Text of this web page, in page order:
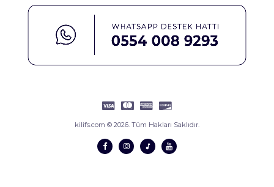
kilifs.com © 2026. Tüm Hakları Saklıdır.